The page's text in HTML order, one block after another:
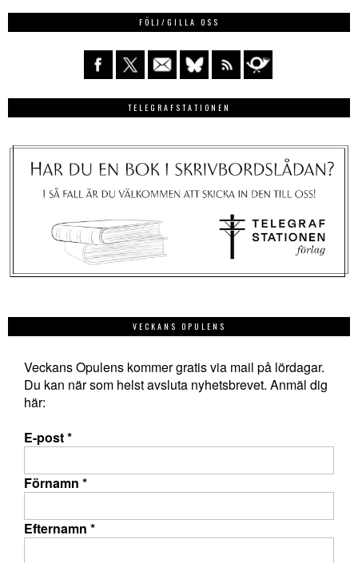
FÖLJ/GILLA OSS
TELEGRAFSTATIONEN
VECKANS OPULENS
Veckans Opulens kommer gratis via mail på lördagar.
Du kan när som helst avsluta nyhetsbrevet. Anmäl dig
här:
E-post*
Förnamn *
Efternamn *